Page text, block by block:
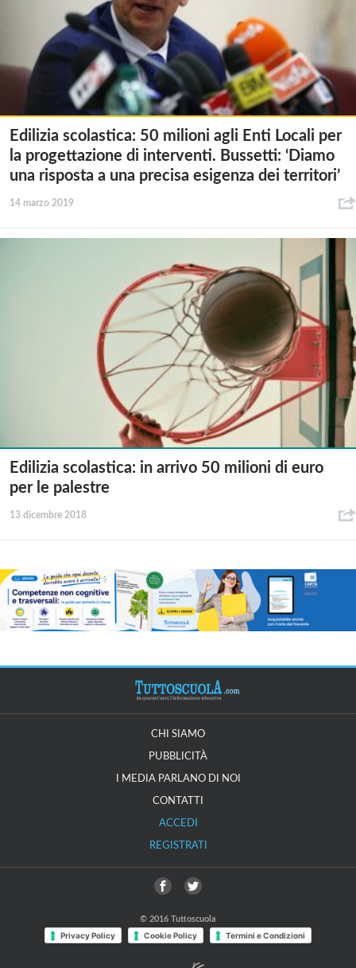
Edilizia scolastica: 50 milioni agli Enti Locali per
la progettazione di interventi. Bussetti: ‘Diamo
una risposta a una precisa esigenza dei territori’
14 marzo 2019
Edilizia scolastica: in arrivo 50 milioni di euro
per le palestre
13 dicembre 2018
CHI SIAMO
PUBBLICITÀ
I MEDIA PARLANO DI NOI
CONTATTI
ACCEDI
REGISTRATI
© 2016 Tuttoscuola
Privacy Policy Cookie Policy Termini e Condizioni